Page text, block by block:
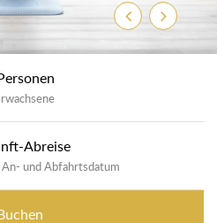
ZurückWeiter
Abreise
und Abfahrtsdatum